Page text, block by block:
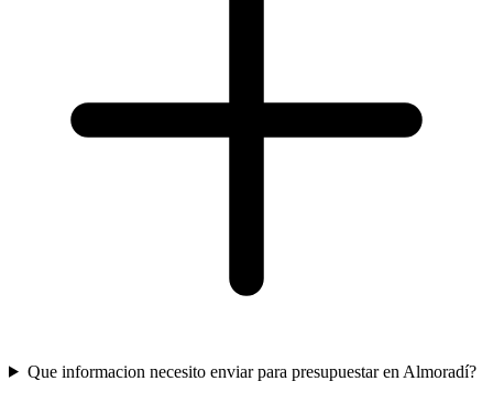
Que informacion necesito enviar para presupuestar en Almoradí?